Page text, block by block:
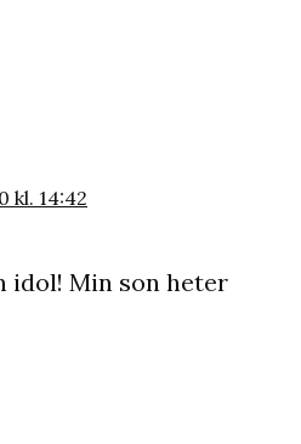
kl. 14:42
idol! Min son heter